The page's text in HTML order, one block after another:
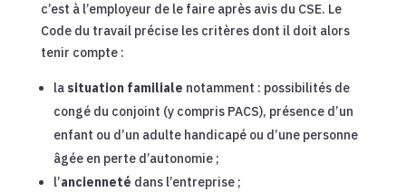
c’est à l’employeur de le faire après avis du CSE. Le
Code du travail précise les critères dont il doit alors
tenir compte :
la situation familiale notamment : possibilités de
congé du conjoint (y compris PACS), présence d’un
enfant ou d’un adulte handicapé ou d’une personne
âgée en perte d’autonomie ;
l’ancienneté dans l’entreprise ;